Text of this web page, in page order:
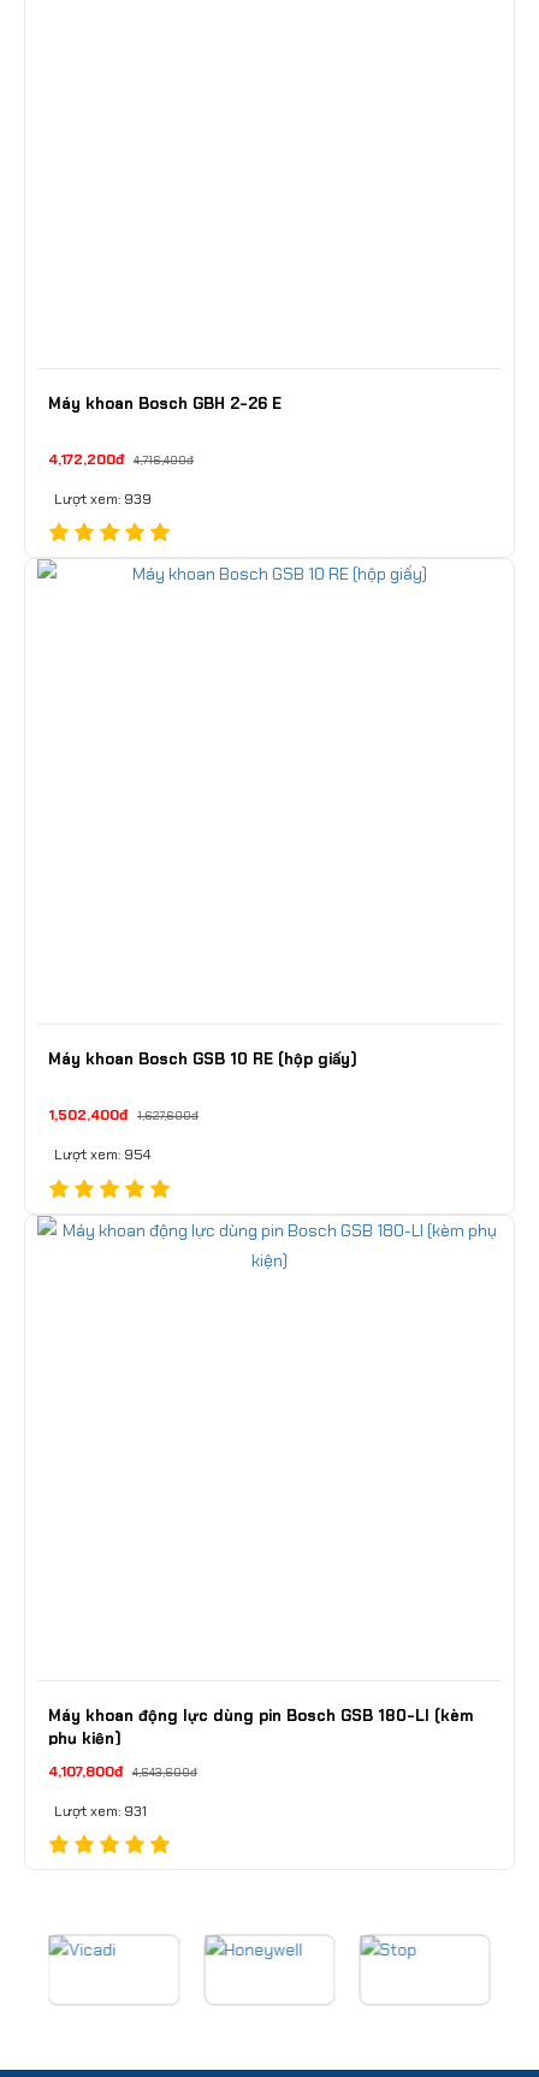
Máy khoan Bosch GBH 2-26 E
4,172,200đ 4,716,400đ
Lượt xem: 939
Máy khoan Bosch GSB 10 RE (hộp giấy)
1,502,400đ 1,627,600đ
Lượt xem: 954
Máy khoan động lực dùng pin Bosch GSB 180-LI (kèm
phụ kiện)
4,107,800đ 4,643,600đ
Lượt xem: 931